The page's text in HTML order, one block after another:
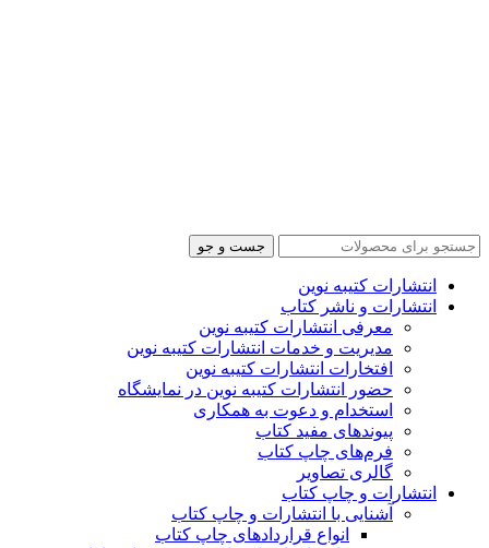
جست و جو
انتشارات کتیبه نوین
انتشارات و ناشر کتاب
معرفی انتشارات کتیبه نوین
مدیریت و خدمات انتشارات کتیبه نوین
افتخارات انتشارات کتیبه نوین
حضور انتشارات کتیبه نوین در نمایشگاه‌
استخدام و دعوت به همکاری
پیوندهای مفید کتاب
فرم‌های چاپ کتاب
گالری تصاویر
انتشارات و چاپ کتاب
آشنایی با انتشارات و چاپ کتاب
انواع قراردادهای چاپ کتاب